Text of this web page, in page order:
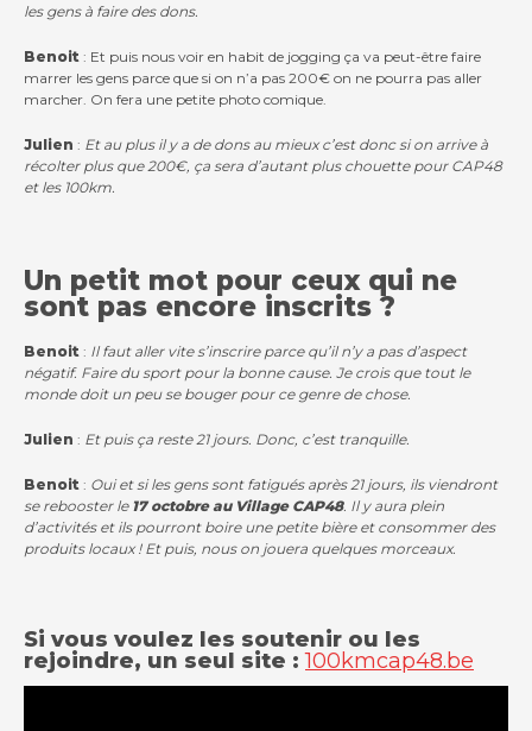
les gens à faire des dons.
Benoit : Et puis nous voir en habit de jogging ça va peut-être faire
marrer les gens parce que si on n’a pas 200€ on ne pourra pas aller
marcher. On fera une petite photo comique.
Julien : Et au plus il y a de dons au mieux c’est donc si on arrive à
récolter plus que 200€, ça sera d’autant plus chouette pour CAP48
et les 100km.
Un petit mot pour ceux qui ne
sont pas encore inscrits ?
Benoit : Il faut aller vite s’inscrire parce qu’il n’y a pas d’aspect
négatif. Faire du sport pour la bonne cause. Je crois que tout le
monde doit un peu se bouger pour ce genre de chose.
Julien : Et puis ça reste 21 jours. Donc, c’est tranquille.
Benoit : Oui et si les gens sont fatigués après 21 jours, ils viendront
se rebooster le 17 octobre au Village CAP48. Il y aura plein
d’activités et ils pourront boire une petite bière et consommer des
produits locaux ! Et puis, nous on jouera quelques morceaux.
Si vous voulez les soutenir ou les
rejoindre, un seul site :100kmcap48.be